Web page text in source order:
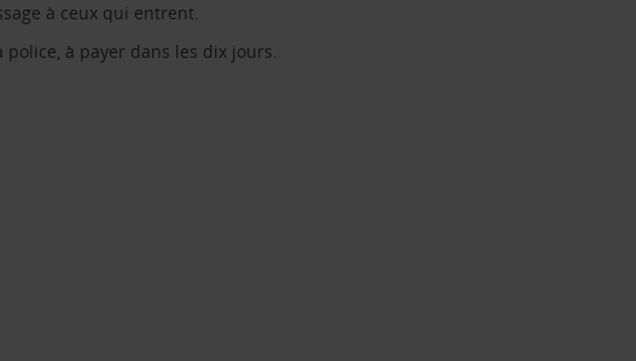
à ceux qui entrent.
à payer dans les dix jours.